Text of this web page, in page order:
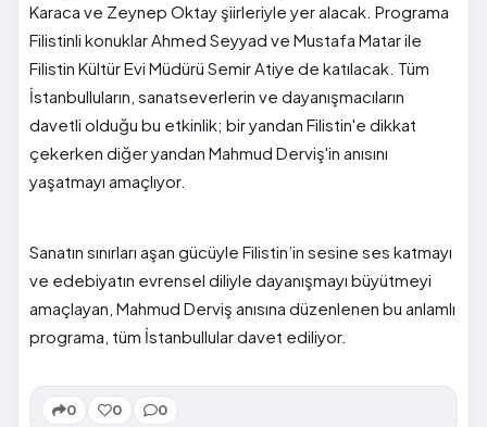
Karaca ve Zeynep Oktay şiirleriyle yer alacak. Programa
Filistinli konuklar Ahmed Seyyad ve Mustafa Matar ile
Filistin Kültür Evi Müdürü Semir Atiye de katılacak. Tüm
İstanbulluların, sanatseverlerin ve dayanışmacıların
davetli olduğu bu etkinlik; bir yandan Filistin'e dikkat
çekerken diğer yandan Mahmud Derviş'in anısını
yaşatmayı amaçlıyor.
Sanatın sınırları aşan gücüyle Filistin’in sesine ses katmayı
ve edebiyatın evrensel diliyle dayanışmayı büyütmeyi
amaçlayan, Mahmud Derviş anısına düzenlenen bu anlamlı
programa, tüm İstanbullular davet ediliyor.
0 0 0